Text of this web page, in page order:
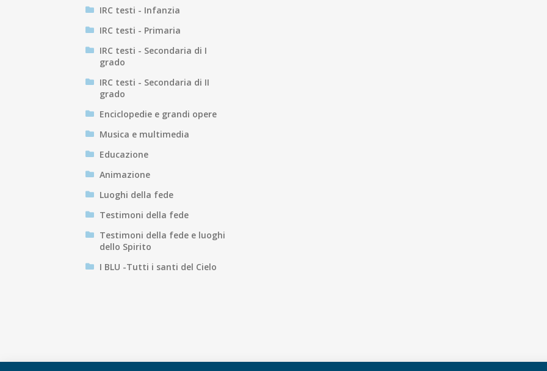
IRC testi - Infanzia
IRC testi - Primaria
IRC testi - Secondaria di I
grado
IRC testi - Secondaria di II
grado
Enciclopedie e grandi opere
Musica e multimedia
Educazione
Animazione
Luoghi della fede
Testimoni della fede
Testimoni della fede e luoghi
dello Spirito
I BLU -Tutti i santi del Cielo